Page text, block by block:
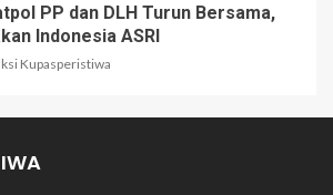
PP dan DLH Turun Bersama,
Indonesia ASRI
Kupasperistiwa